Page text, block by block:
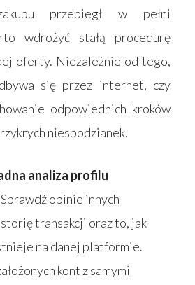
przebiegł w pełni
wdrożyć stałą procedurę
oferty. Niezależnie od tego,
się przez internet, czy
odpowiednich kroków
niespodzianek.
analiza profilu
Sprawdź opinie innych
transakcji oraz to, jak
na danej platformie.
kont z samymi